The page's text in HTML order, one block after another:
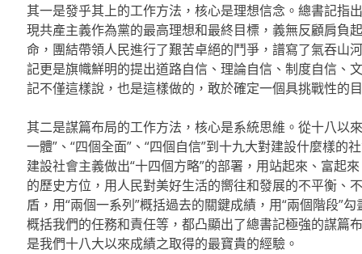
其一是發乎其上的工作方法，核心是理想信念。總書記指
現共產主義作為黨的最高理想和最終目標，義無反顧肩負
命，團結帶領人民進行了艱苦卓絕的鬥爭，譜寫了氣吞山
記更是旗幟鮮明的提出道路自信、理論自信、制度自信、
記不僅這樣說，也是這樣做的，敢於確定一個具挑戰性的
其二是謀篇布局的工作方法，核心是系統思維。從十八以
一體”、“四個全面”、“四個自信”到十九大對建設什麼樣的
建設社會主義做出“十四個方略”的部署，用站起來、富起
的歷史方位，用人民對美好生活的嚮往和發展的不平衡、
盾，用“兩個一系列”概括過去的關鍵成績，用“兩個階段”
概括我們的任務和責任等，都凸顯出了總書記極強的謀篇
是我們十八大以來成績之取得的最寶貴的經驗。